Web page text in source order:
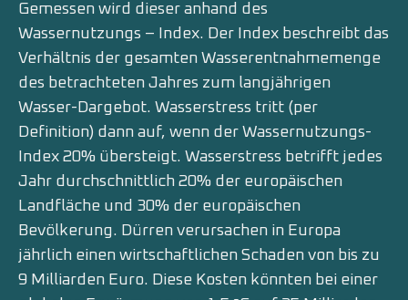
Gemessen wird dieser anhand des
Wassernutzungs – Index. Der Index beschreibt das
Verhältnis der gesamten Wasserentnahmemenge
des betrachteten Jahres zum langjährigen
Wasser-Dargebot. Wasserstress tritt (per
Definition) dann auf, wenn der Wassernutzungs-
Index 20% übersteigt. Wasserstress betrifft jedes
Jahr durchschnittlich 20% der europäischen
Landfläche und 30% der europäischen
Bevölkerung. Dürren verursachen in Europa
jährlich einen wirtschaftlichen Schaden von bis zu
9 Milliarden Euro. Diese Kosten könnten bei einer